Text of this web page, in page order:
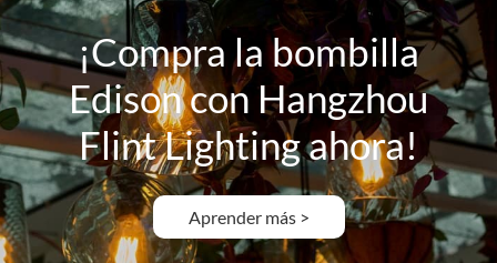
¡Compra la bombilla
Edison con Hangzhou
Flint Lighting ahora!
Aprender más >